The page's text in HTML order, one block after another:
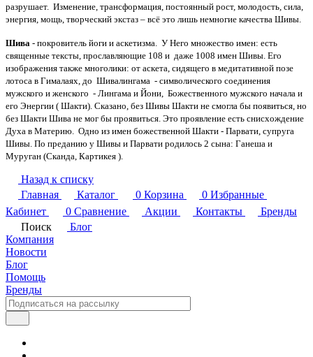
разрушает. Изменение, трансформация, постоянный рост, молодость, сила,
энергия, мощь, творческий экстаз – всё это лишь немногие качества Шивы.
Шива - покровитель йоги и аскетизма. У Него множество имен: есть
священные тексты, прославляющие 108 и даже 1008 имен Шивы. Его
изображения также многолики: от аскета, сидящего в медитативной позе
лотоса в Гималаях, до Шивалингама - символического соединения
мужского и женского - Лингама и Йони, Божественного мужского начала и
его Энергии ( Шакти). Сказано, без Шивы Шакти не смогла бы появиться, но
без Шакти Шива не мог бы проявиться. Это проявление есть снисхождение
Духа в Материю. Одно из имен божественной Шакти - Парвати, супруга
Шивы. По преданию у Шивы и Парвати родилось 2 сына: Ганеша и
Муруган (Сканда, Картикея ).
Назад к списку
Главная
Каталог 0 Корзина 0 Избранные
Кабинет
0 Сравнение Акции Контакты
Бренды
Поиск
Блог
Компания
Новости
Блог
Помощь
Бренды